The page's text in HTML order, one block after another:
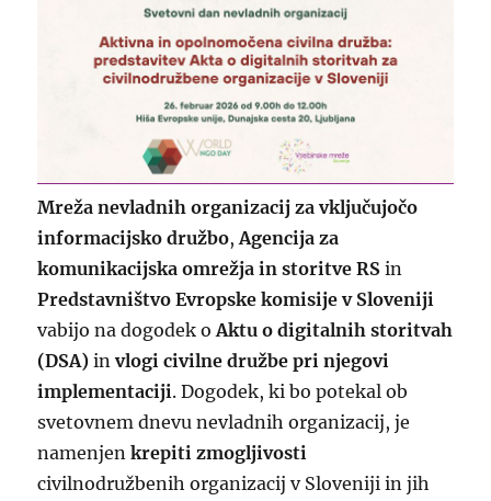
Mreža nevladnih organizacij za vključujočo
informacijsko družbo,Agencija za
komunikacijska omrežja in storitve RS in
Predstavništvo Evropske komisije v Sloveniji
vabijo na dogodek oAktu o digitalnih storitvah
(DSA) invlogi civilne družbe pri njegovi
implementaciji. Dogodek, ki bo potekal ob
svetovnem dnevu nevladnih organizacij, je
namenjenkrepiti zmogljivosti
civilnodružbenih organizacij v Sloveniji in jih